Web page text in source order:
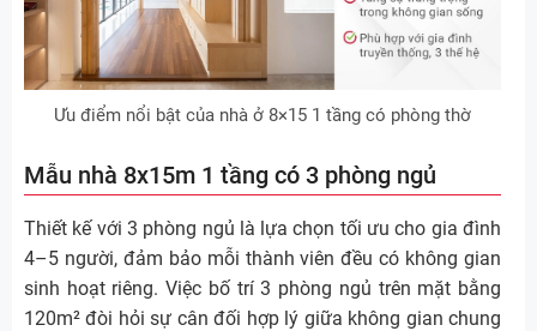
Ưu điểm nổi bật của nhà ở 8×15 1 tầng có phòng thờ
Mẫu nhà 8x15m 1 tầng có 3 phòng ngủ
Thiết kế với 3 phòng ngủ là lựa chọn tối ưu cho gia đình
4–5 người, đảm bảo mỗi thành viên đều có không gian
sinh hoạt riêng. Việc bố trí 3 phòng ngủ trên mặt bằng
120m² đòi hỏi sự cân đối hợp lý giữa không gian chung